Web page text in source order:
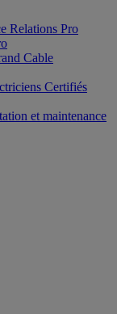
Relations Pro
Cable
Certifiés
et maintenance